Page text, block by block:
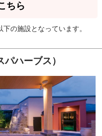
ちら
の施設となっています。
ハーブス）